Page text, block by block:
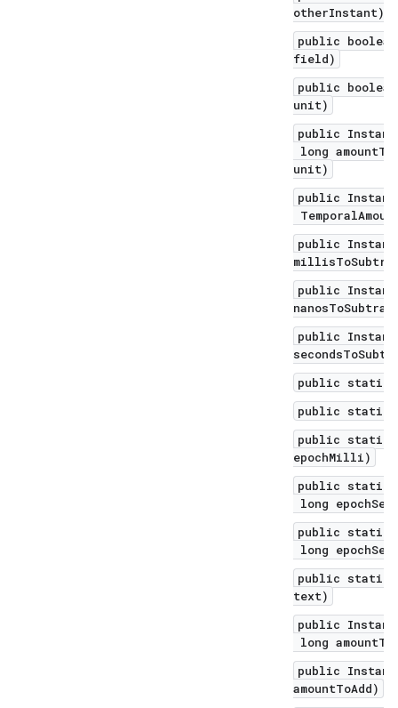
otherInstant)
public
field)
public
unit)
public Instant
long
unit)
public Instant
public
public Instant
public Instant
public static
public static
public static
epochMilli)
public static
long
public static
long
public static
text)
public
long
public Instant
amountToAdd)